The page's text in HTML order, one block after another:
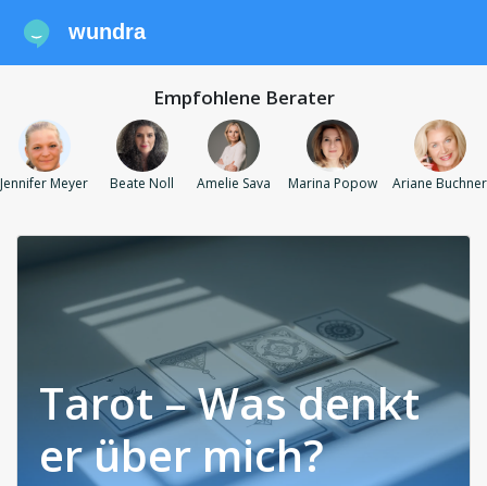
wundra
Empfohlene Berater
Jennifer Meyer Beate Noll Amelie Sava Marina Popow Ariane Buchner
Tarot – Was denkt
er über mich?